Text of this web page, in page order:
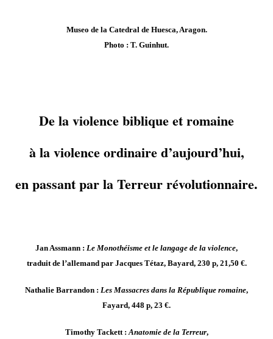
Museo de la Catedral de Huesca, Aragon.
Photo : T. Guinhut.
De la violence biblique et romaine
à la violence ordinaire d’aujourd’hui,
en passant par la Terreur révolutionnaire.
Jan Assmann : Le Monothéisme et le langage de la violence,
traduit de l’allemand par Jacques Tétaz, Bayard, 230 p, 21,50 €.
Nathalie Barrandon : Les Massacres dans la République romaine,
Fayard, 448 p, 23 €.
Timothy Tackett :Anatomie de la Terreur,